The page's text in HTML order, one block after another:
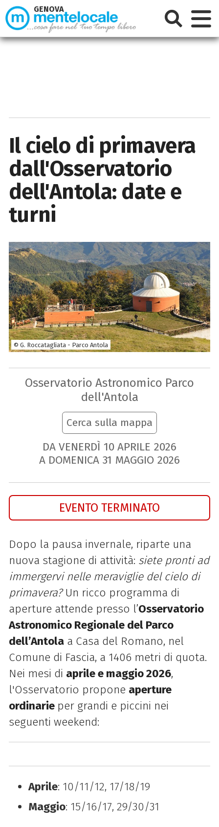
Il cielo di primavera
dall'Osservatorio
dell'Antola: date e
turni
© G. Roccatagliata - Parco Antola
Osservatorio Astronomico Parco
dell'Antola
Cerca sulla mappa
DA VENERDÌ 10 APRILE 2026
A DOMENICA 31 MAGGIO 2026
EVENTO TERMINATO
Dopo la pausa invernale, riparte una
nuova stagione di attività: siete pronti ad
immergervi nelle meraviglie del cielo di
primavera?Un ricco programma di
aperture attende presso l’Osservatorio
Astronomico Regionale del Parco
dell’Antolaa Casa del Romano, nel
Comune di Fascia, a 1406 metri di quota.
Nei mesi di aprile e maggio 2026,
l'Osservatorio propone aperture
ordinarie per grandi e piccini nei
seguenti weekend:
Aprile: 10/11/12, 17/18/19
Maggio: 15/16/17, 29/30/31
GENOVA